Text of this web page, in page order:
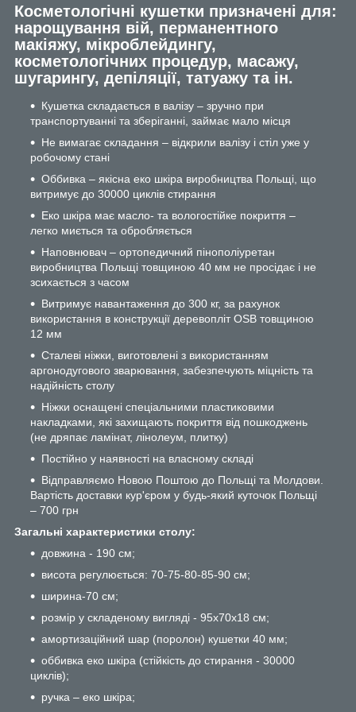
Косметологічні кушетки призначені для:
нарощування вій, перманентного
макіяжу, мікроблейдингу,
косметологічних процедур, масажу,
шугарингу, депіляції, татуажу та ін.
Кушетка складається в валізу – зручно при
транспортуванні та зберіганні, займає мало місця
Не вимагає складання – відкрили валізу і стіл уже у
робочому стані
Оббивка – якісна еко шкіра виробництва Польщі, що
витримує до 30000 циклів стирання
Еко шкіра має масло- та вологостійке покриття –
легко миється та обробляється
Наповнювач – ортопедичний пінополіуретан
виробництва Польщі товщиною 40 мм не просідає і не
зсихається з часом
Витримує навантаження до 300 кг, за рахунок
використання в конструкції деревопліт OSB товщиною
12 мм
Сталеві ніжки, виготовлені з використанням
аргонодугового зварювання, забезпечують міцність та
надійність столу
Ніжки оснащені спеціальними пластиковими
накладками, які захищають покриття від пошкоджень
(не дряпає ламінат, лінолеум, плитку)
Постійно у наявності на власному складі
Відправляємо Новою Поштою до Польщі та Молдови.
Вартість доставки кур'єром у будь-який куточок Польщі
– 700 грн
Загальні характеристики столу:
довжина - 190 см;
висота регулюється: 70-75-80-85-90 см;
ширина-70 см;
розмір у складеному вигляді - 95х70х18 см;
амортизаційний шар (поролон) кушетки 40 мм;
оббивка еко шкіра (стійкість до стирання - 30000
циклів);
ручка – еко шкіра;